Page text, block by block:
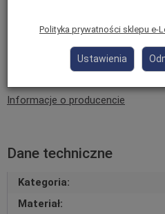
Informacje o producencie
Dane techniczne
Kategoria:
Materiał:
Polityka prywatności sklepu e-
Ustawienia